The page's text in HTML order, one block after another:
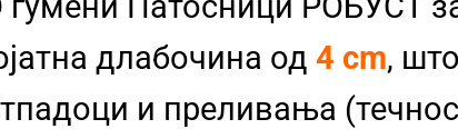
длабочина од 4 cm,
и преливања